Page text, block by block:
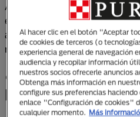
Aunque a veces se usan
es que
no significan lo
alimentos para mascotas,
regulados por igual.
¿Qué es la
perros?
Al hacer clic en el botón "Aceptar
de cookies de terceros (o
experiencia general de navegación
audiencia y recopilar información
nuestros socios ofrecerle anuncios
Obtenga más información en
configure sus preferencias
enlace "Configuración de cookies"
cualquier momento. Más